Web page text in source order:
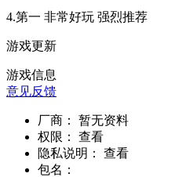
4.第一 非常好玩 强烈推荐
游戏更新
游戏信息
意见反馈
厂商：
暂无资料
权限：
查看
隐私说明：
查看
包名：